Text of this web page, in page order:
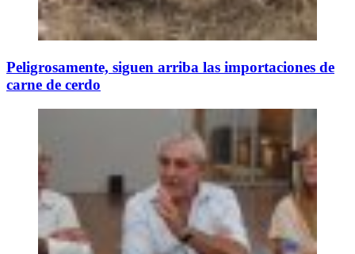
Peligrosamente, siguen arriba las importaciones de
carne de cerdo